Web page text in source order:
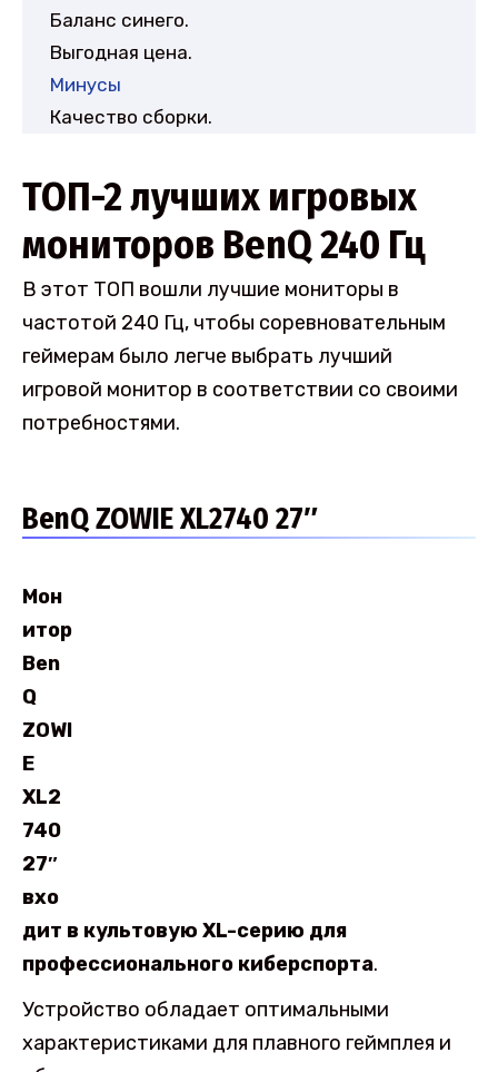
Баланс синего.
Выгодная цена.
Минусы
Качество сборки.
ТОП-2 лучших игровых
мониторов BenQ 240 Гц
В этот ТОП вошли лучшие мониторы в
частотой 240 Гц, чтобы соревновательным
геймерам было легче выбрать лучший
игровой монитор в соответствии со своими
потребностями.
BenQ ZOWIE XL2740 27″
Мон
итор
Ben
Q
ZOWI
E
XL2
740
27″
вхо
дит в культовую XL-серию для
профессионального киберспорта.
Устройство обладает оптимальными
характеристиками для плавного геймплея и